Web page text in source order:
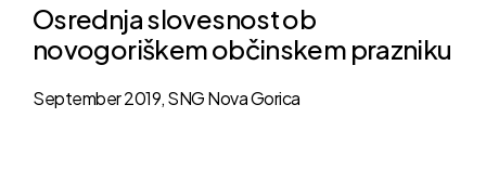
Osrednja slovesnost ob
novogoriškem občinskem prazniku
September 2019, SNG Nova Gorica